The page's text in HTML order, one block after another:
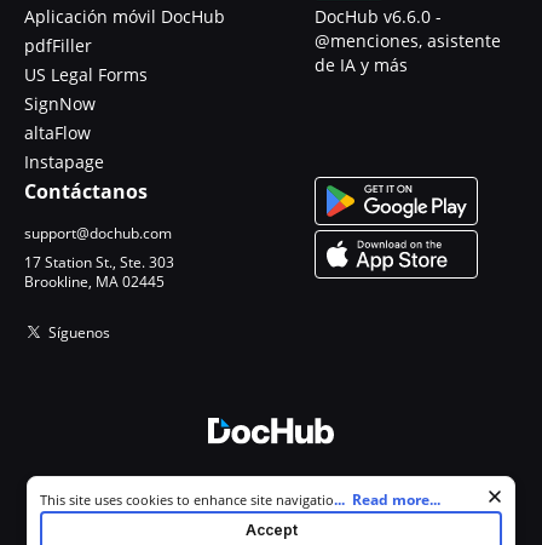
Aplicación móvil DocHub
pdfFiller
US Legal Forms
SignNow
altaFlow
Instapage
DocHub v6.6.0 -
@menciones, asistente
de IA y más
Contáctanos
support@dochub.com
17 Station St., Ste. 303
Brookline, MA 02445
Síguenos
Todos los derechos reservados.
Cookie consent notice
This site uses cookies to enhance site navigation and personalize
your experience. By using this site you agree to our use of cookies as
... Read more...
Accept